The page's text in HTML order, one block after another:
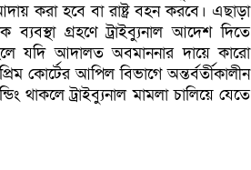
করা হবে বা রাষ্ট্র বহন করবে। এছাড়া
ব্যবস্থা গ্রহণে ট্রাইব্যুনাল আদেশ দিতে
যদি আদালত অবমাননার দায়ে কারো
আপিল বিভাগে অন্তর্বর্তীকালীন
ট্রাইব্যুনাল মামলা চালিয়ে যেতে